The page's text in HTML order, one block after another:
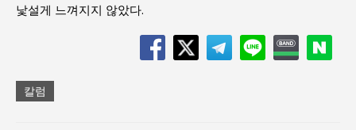
낯설게 느껴지지 않았다.
칼럼